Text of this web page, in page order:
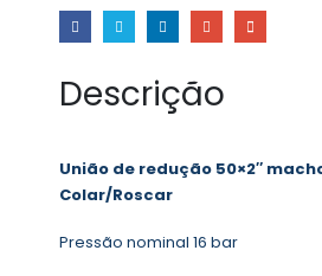
Descrição
União de redução 50×2″
Colar/Roscar
Pressão nominal 16 bar